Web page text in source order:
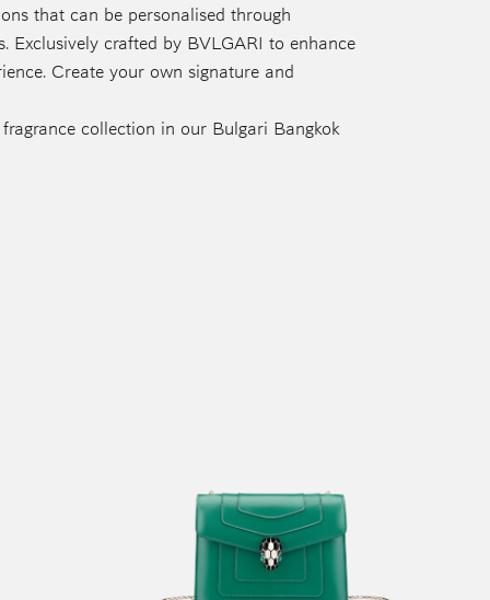
that can be personalised through
Exclusively crafted by BVLGARI to enhance
Create your own signature and
collection in our Bulgari Bangkok